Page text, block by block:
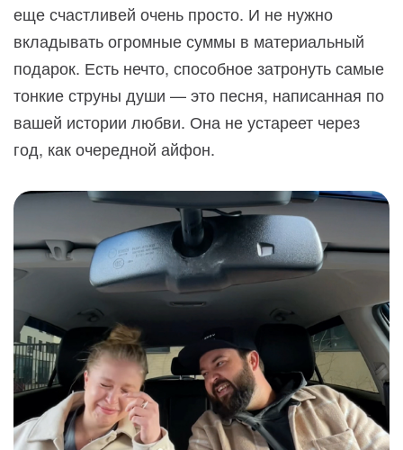
еще счастливей очень просто. И не нужно
вкладывать огромные суммы в материальный
подарок. Есть нечто, способное затронуть самые
тонкие струны души — это песня, написанная по
вашей истории любви. Она не устареет через
год, как очередной айфон.